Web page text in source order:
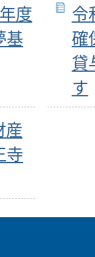
度
基
令
確
貸
す
産
寺